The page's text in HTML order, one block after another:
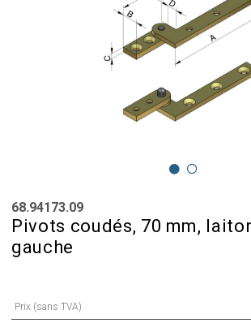
68.94173.09
Pivots coudés, 70 mm,
gauche
Prix (sans TVA)